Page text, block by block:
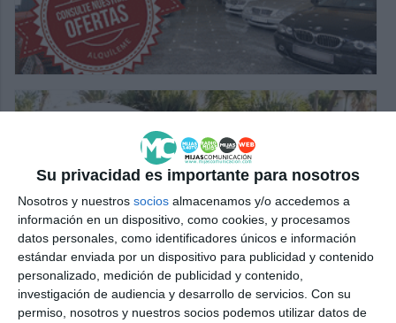
Su privacidad es importante para nosotros
Nosotros y nuestros socios almacenamos y/o accedemos a
información en un dispositivo, como cookies, y procesamos
datos personales, como identificadores únicos e información
estándar enviada por un dispositivo para publicidad y contenido
personalizado, medición de publicidad y contenido,
investigación de audiencia y desarrollo de servicios. Con su
permiso, nosotros y nuestros socios podemos utilizar datos de